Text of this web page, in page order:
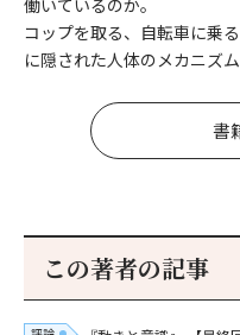
コップを取る、自転車に乗
に隠された人体のメカニズ
書
この著者の記事